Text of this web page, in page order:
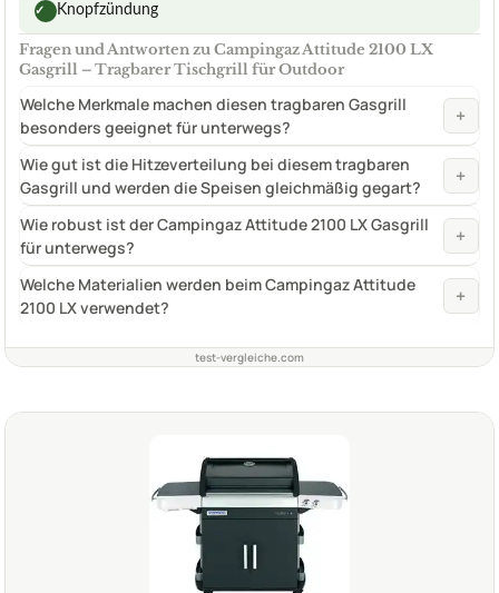
✓ Knopfzündung
Fragen und Antworten zu Campingaz Attitude 2100 LX
Gasgrill – Tragbarer Tischgrill für Outdoor
Welche Merkmale machen diesen tragbaren Gasgrill
besonders geeignet für unterwegs?
+
Wie gut ist die Hitzeverteilung bei diesem tragbaren
Gasgrill und werden die Speisen gleichmäßig gegart?
+
Wie robust ist der Campingaz Attitude 2100 LX Gasgrill
für unterwegs?
+
Welche Materialien werden beim Campingaz Attitude
2100 LX verwendet?
+
test-vergleiche.com